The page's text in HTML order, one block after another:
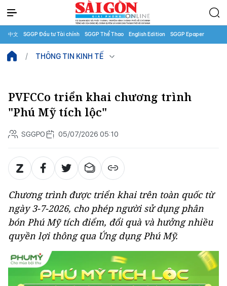
中文 SGGP Đầu tư Tài chính SGGP Thể Thao English Edition SGGP Epaper
THÔNG TIN KINH TẾ
PVFCCo triển khai chương trình
"Phú Mỹ tích lộc"
SGGPO 05/07/2026 05:10
Chương trình được triển khai trên toàn quốc từ
ngày 3-7-2026, cho phép người sử dụng phân
bón Phú Mỹ tích điểm, đổi quà và hưởng nhiều
quyền lợi thông qua Ứng dụng Phú Mỹ.